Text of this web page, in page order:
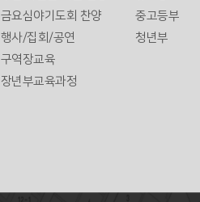
금요심야기도회 찬양
행사/집회/공연
구역장교육
장년부교육과정
중고등부
청년부